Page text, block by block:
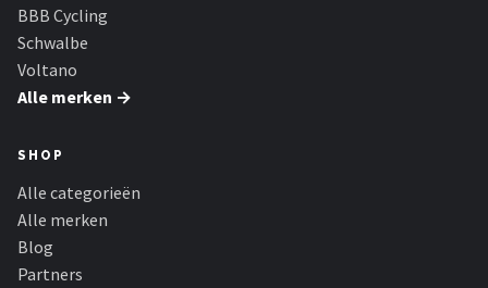
BBB Cycling
Schwalbe
Voltano
Alle merken →
SHOP
Alle categorieën
Alle merken
Blog
Partners